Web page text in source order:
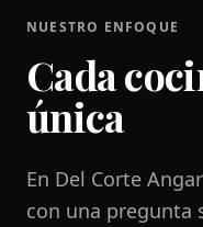
NUESTRO ENFOQUE
Cada
única
En Del Corte
con una pregunta